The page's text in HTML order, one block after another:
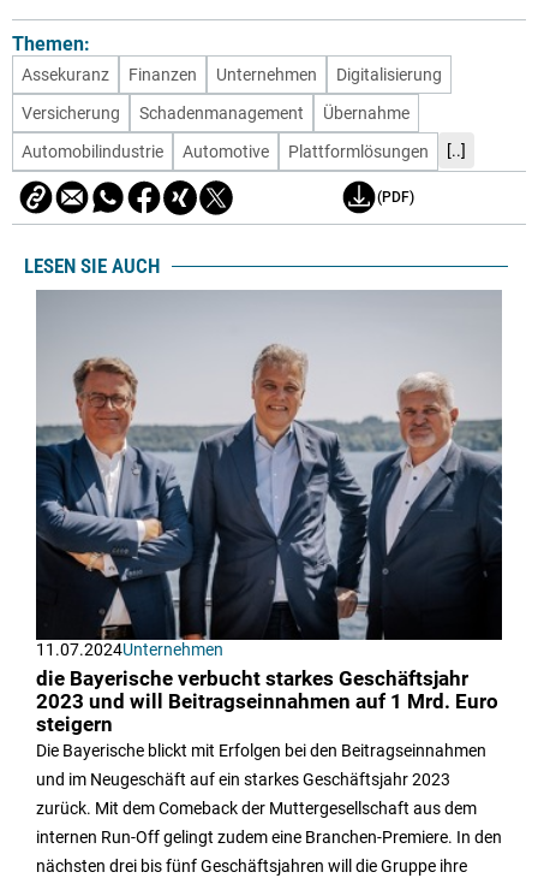
Themen:
Assekuranz Finanzen Unternehmen
Digitalisierung
Versicherung
Schadenmanagement
Übernahme
Automobilindustrie
Automotive Plattformlösungen [..]
(PDF)
LESEN SIE AUCH
11.07.2024Unternehmen
die Bayerische verbucht starkes Geschäftsjahr
2023 und will Beitragseinnahmen auf 1 Mrd. Euro
steigern
Die Bayerische blickt mit Erfolgen bei den Beitragseinnahmen
und im Neugeschäft auf ein starkes Geschäftsjahr 2023
zurück. Mit dem Comeback der Muttergesellschaft aus dem
internen Run-Off gelingt zudem eine Branchen-Premiere. In den
nächsten drei bis fünf Geschäftsjahren will die Gruppe ihre